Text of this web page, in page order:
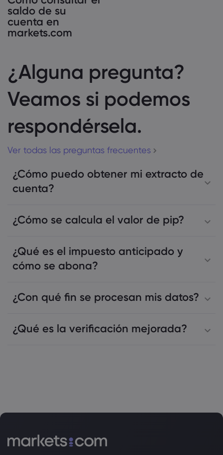
saldo de su
cuenta en
markets.com
¿Alguna pregunta?
Veamos si podemos
respondérsela.
Ver todas las preguntas frecuentes
¿Cómo puedo obtener mi extracto de
cuenta?
¿Cómo se calcula el valor de pip?
¿Qué es el impuesto anticipado y
cómo se abona?
¿Con qué fin se procesan mis datos?
¿Qué es la verificación mejorada?